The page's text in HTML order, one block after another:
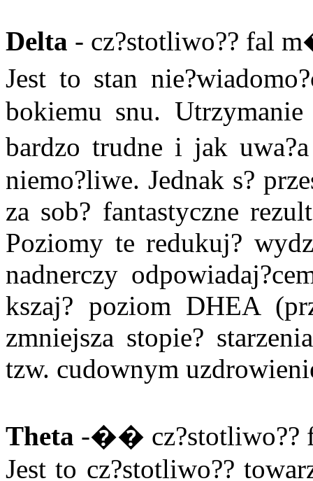
Delta - cz?stotliwo?? fal
Jest to stan
bokiemu snu.
bardzo trudne i jak
niemo?liwe. Jednak s?
za sob? fantastyczne
Poziomy te redukuj?
nadnerczy
kszaj? poziom DHEA
zmniejsza stopie?
tzw. cudownym
Theta -�� cz?stotliwo??
Jest to cz?stotliwo??